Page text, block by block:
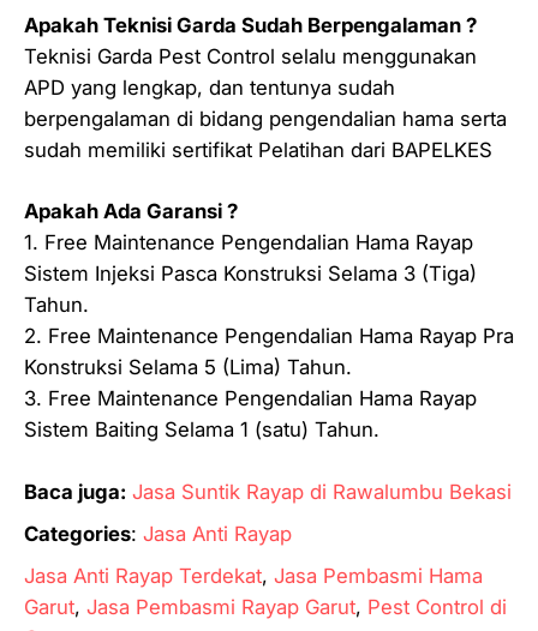
Apakah Teknisi Garda Sudah Berpengalaman ?
Teknisi Garda Pest Control selalu menggunakan
APD yang lengkap, dan tentunya sudah
berpengalaman di bidang pengendalian hama serta
sudah memiliki sertifikat Pelatihan dari BAPELKES
Apakah Ada Garansi ?
1. Free Maintenance Pengendalian Hama Rayap
Sistem Injeksi Pasca Konstruksi Selama 3 (Tiga)
Tahun.
2. Free Maintenance Pengendalian Hama Rayap Pra
Konstruksi Selama 5 (Lima) Tahun.
3. Free Maintenance Pengendalian Hama Rayap
Sistem Baiting Selama 1 (satu) Tahun.
Baca juga: Jasa Suntik Rayap di Rawalumbu Bekasi
Categories: Jasa Anti Rayap
Jasa Anti Rayap Terdekat, Jasa Pembasmi Hama
Garut, Jasa Pembasmi Rayap Garut, Pest Control di